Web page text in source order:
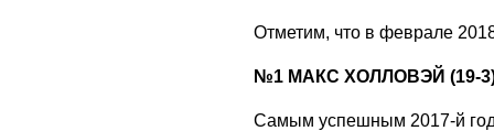
Отметим, что в феврале
№1 МАКС ХОЛЛОВЭЙ (19-
Самым успешным 2017-й год